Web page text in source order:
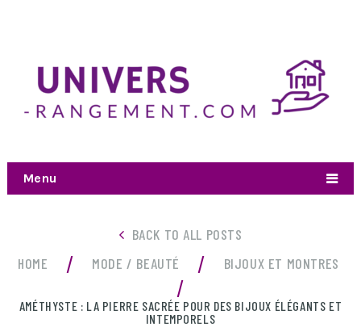
Menu
BACK TO ALL POSTS
HOME
/ MODE / BEAUTÉ / BIJOUX ET MONTRES
/
AMÉTHYSTE : LA PIERRE SACRÉE POUR DES BIJOUX ÉLÉGANTS ET
INTEMPORELS